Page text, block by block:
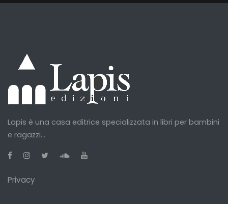
Lapis è una casa editrice specializzata in libri per bambini
e ragazzi...
Privacy